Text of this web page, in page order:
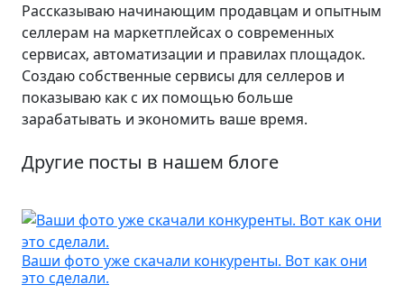
Рассказываю начинающим продавцам и опытным
селлерам на маркетплейсах о современных
сервисах, автоматизации и правилах площадок.
Создаю собственные сервисы для селлеров и
показываю как с их помощью больше
зарабатывать и экономить ваше время.
Другие посты в нашем блоге
Ваши фото уже скачали конкуренты. Вот как они
это сделали.